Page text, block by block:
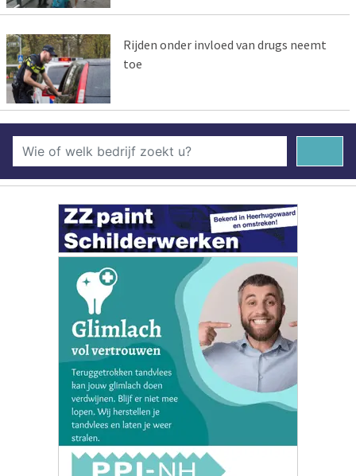
Rijden onder invloed van drugs neemt
toe